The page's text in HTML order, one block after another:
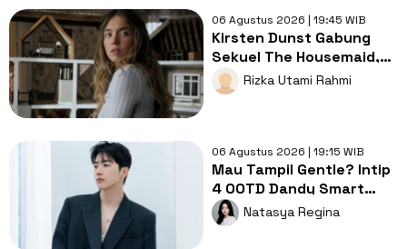
06 Agustus 2026 | 19:45 WIB
Kirsten Dunst Gabung
Sekuel The Housemaid,
Intip Sinopsis dan Jadwal
Tayang
Rizka Utami Rahmi
06 Agustus 2026 | 19:15 WIB
Mau Tampil Gentle? Intip
4 OOTD Dandy Smart
Casual ala Kang Hoon
Natasya Regina